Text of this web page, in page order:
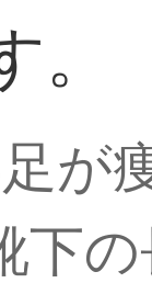
が
下